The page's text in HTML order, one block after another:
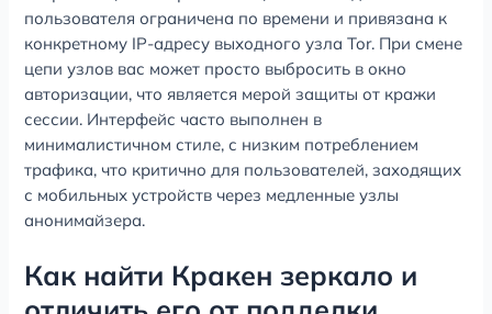
пользователя ограничена по времени и привязана к
конкретному IP-адресу выходного узла Tor. При смене
цепи узлов вас может просто выбросить в окно
авторизации, что является мерой защиты от кражи
сессии. Интерфейс часто выполнен в
минималистичном стиле, с низким потреблением
трафика, что критично для пользователей, заходящих
с мобильных устройств через медленные узлы
анонимайзера.
Как найти Кракен зеркало и